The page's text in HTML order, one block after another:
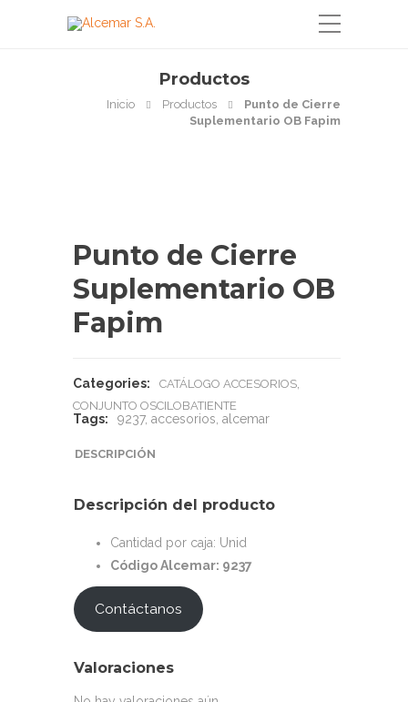
Productos
Inicio Productos
Punto de Cierre
Suplementario OB Fapim
Punto de Cierre
Suplementario OB
Fapim
Categories: CATÁLOGO ACCESORIOS
CONJUNTO OSCILOBATIENTE
Tags: 9237, accesorios alcemar
DESCRIPCIÓN
Descripción del producto
Cantidad por caja: Unid
Código Alcemar: 9237
Contáctanos
Valoraciones